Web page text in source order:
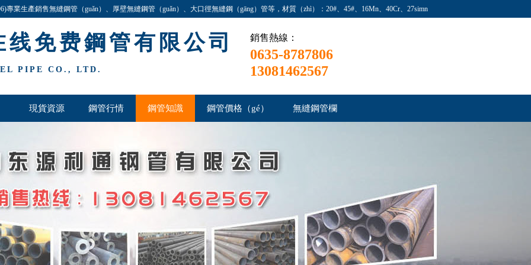
專業生產銷售無縫鋼管（guǎn）、厚壁無縫鋼管（guǎn）、大口徑無縫鋼（gāng）管等，材質（zhì）：20#、45#、16Mn、40Cr、27simn
免费鋼管有限公司
PIPE CO., LTD.
銷售熱線：
0635-8787806
13081462567
現貨資源 鋼管行情 鋼管知識 鋼管價格（gé） 無縫鋼管欄